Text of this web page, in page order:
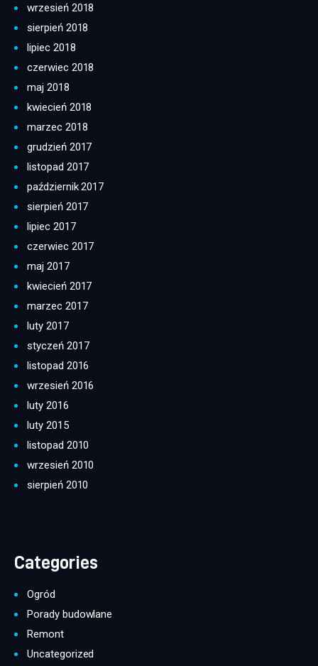
wrzesień 2018
sierpień 2018
lipiec 2018
czerwiec 2018
maj 2018
kwiecień 2018
marzec 2018
grudzień 2017
listopad 2017
październik 2017
sierpień 2017
lipiec 2017
czerwiec 2017
maj 2017
kwiecień 2017
marzec 2017
luty 2017
styczeń 2017
listopad 2016
wrzesień 2016
luty 2016
luty 2015
listopad 2010
wrzesień 2010
sierpień 2010
Categories
Ogród
Porady budowlane
Remont
Uncategorized